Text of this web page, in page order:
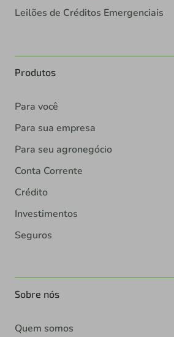
Leilões de Créditos Emergenciais
Produtos
Para você
Para sua empresa
Para seu agronegócio
Conta Corrente
Crédito
Investimentos
Seguros
Sobre nós
Quem somos